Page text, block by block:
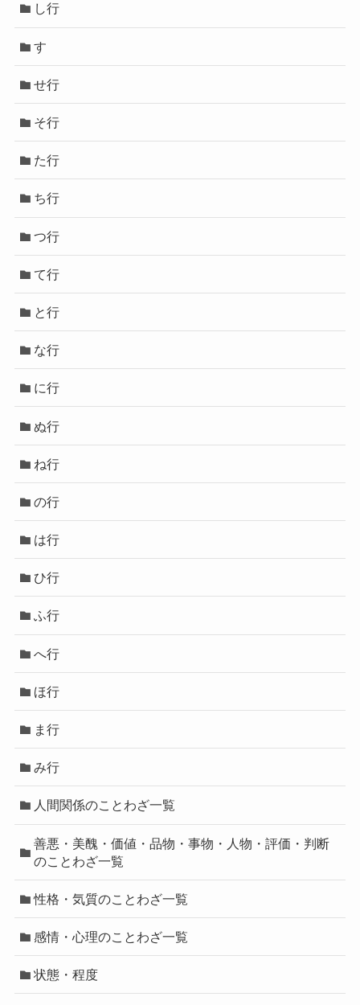
し行
す
せ行
そ行
た行
ち行
つ行
て行
と行
な行
に行
ぬ行
ね行
の行
は行
ひ行
ふ行
へ行
ほ行
ま行
み行
人間関係のことわざ一覧
善悪・美醜・価値・品物・事物・人物・評価・判断
のことわざ一覧
性格・気質のことわざ一覧
感情・心理のことわざ一覧
状態・程度